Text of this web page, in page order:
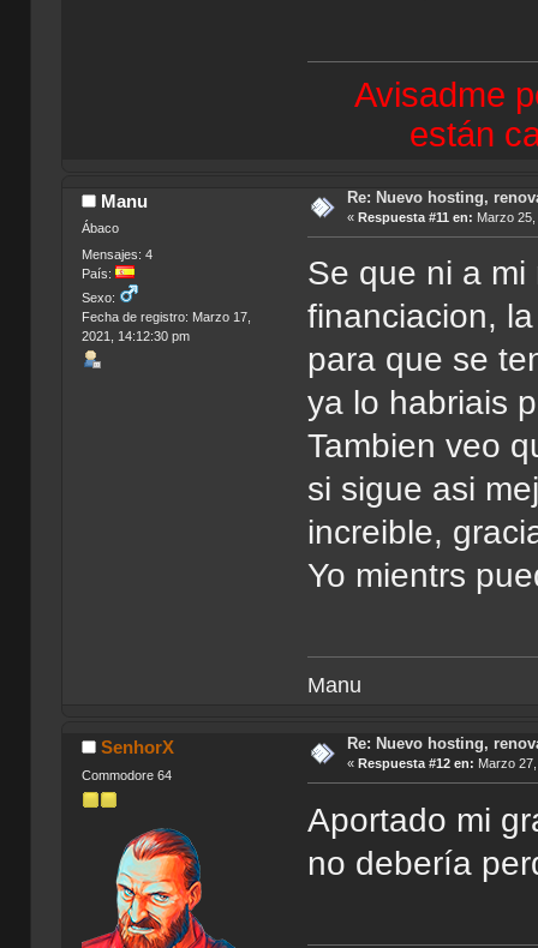
Avisadme
están
Manu
Ábaco
Mensajes: 4
País:
Sexo:
Fecha de registro: Marzo 17,
2021, 14:12:30 pm
Re: Nuevo hosting,
« Respuesta #11 en: Marzo
Se que ni a
financiacion,
para que se
ya lo habriais
Tambien veo
si sigue asi
increible,
Yo mientrs
Manu
SenhorX
Commodore 64
Re: Nuevo hosting,
« Respuesta #12 en: Marzo
Aportado mi
no debería